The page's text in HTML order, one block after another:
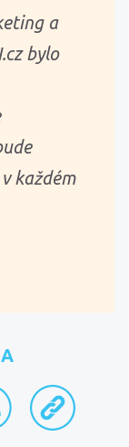
a
bylo
každém
zkopírovat